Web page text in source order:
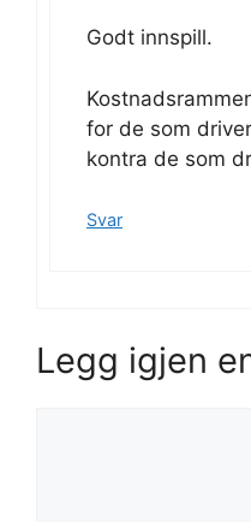
Godt innspill.
for de som
kontra de som
Svar
Legg igjen